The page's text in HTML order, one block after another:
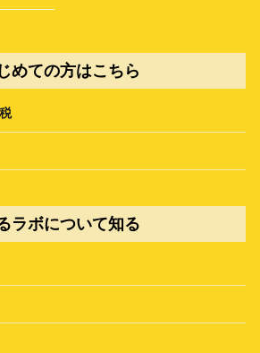
めての方はこちら
ラボについて知る